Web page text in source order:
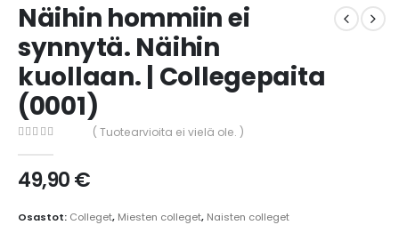
Näihin hommiin ei
synnytä. Näihin
kuollaan. | Collegepaita
(0001)
( Tuotearvioita ei vielä ole. )
49,90€
Osastot: Colleget, Miesten colleget, Naisten colleget